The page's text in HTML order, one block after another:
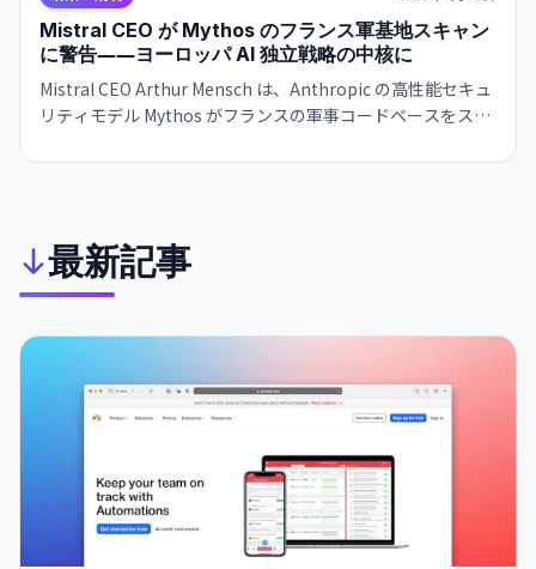
Mistral CEO が Mythos のフランス軍基地スキャン
に警告――ヨーロッパ AI 独立戦略の中核に
Mistral CEO Arthur Mensch は、Anthropic の高性能セキュ
リティモデル Mythos がフランスの軍事コードベースをスキ
州 AI 企業の育成が急務と主張し、Mistral の IPO 志向を改め
最新記事